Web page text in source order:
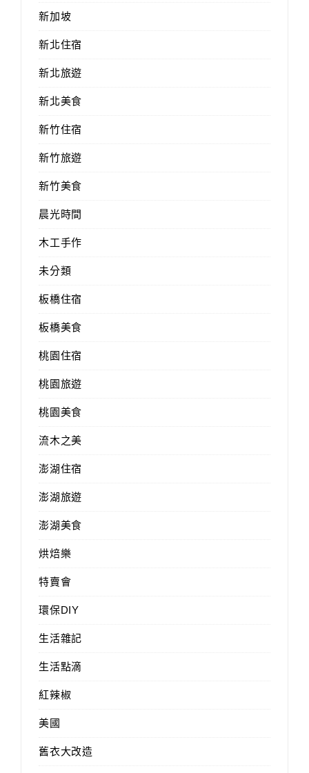
新加坡
新北住宿
新北旅遊
新北美食
新竹住宿
新竹旅遊
新竹美食
晨光時間
木工手作
未分類
板橋住宿
板橋美食
桃園住宿
桃園旅遊
桃園美食
流木之美
澎湖住宿
澎湖旅遊
澎湖美食
烘焙樂
特賣會
環保DIY
生活雜記
生活點滴
紅辣椒
美國
舊衣大改造